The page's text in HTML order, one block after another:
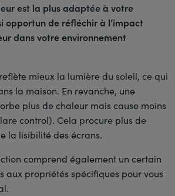
est la plus adaptée à votre
opportun de réfléchir à l’impact
dans votre environnement
mieux la lumière du soleil, ce qui
la maison. En revanche, une
plus de chaleur mais cause moins
control). Cela procure plus de
la lisibilité des écrans.
comprend également un certain
aux propriétés spécifiques pour vous